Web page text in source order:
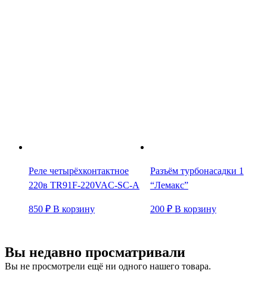
Реле четырёхконтактное
220в TR91F-220VAC-SC-A
850 ₽ В корзину
Разъём турбонасадки 1
“Лемакс”
200 ₽ В корзину
Вы недавно просматривали
Вы не просмотрели ещё ни одного нашего товара.